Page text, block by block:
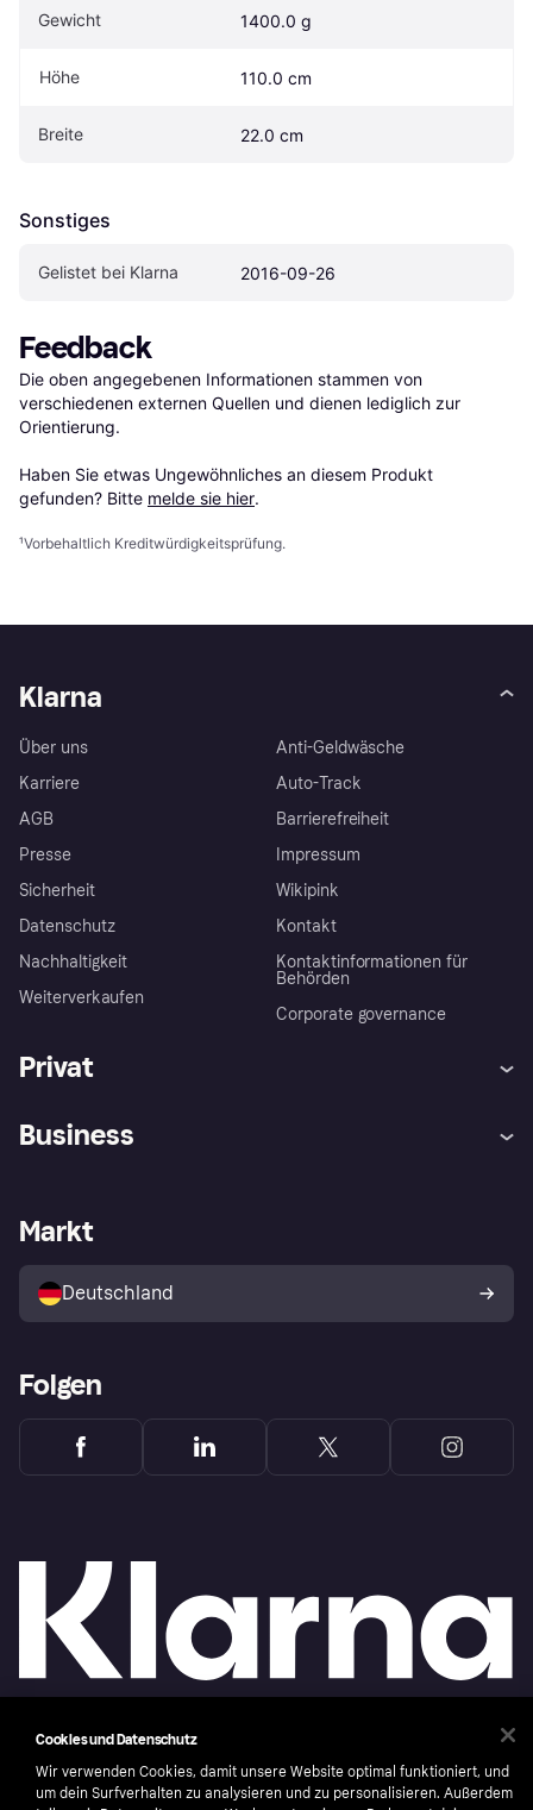
Gewicht 1400.0 g
Höhe 110.0 cm
Breite 22.0 cm
Sonstiges
Gelistet bei Klarna 2016-09-26
Feedback
Die oben angegebenen Informationen stammen von
verschiedenen externen Quellen und dienen lediglich zur
Orientierung.
Haben Sie etwas Ungewöhnliches an diesem Produkt
gefunden? Bitte melde sie hier.
¹Vorbehaltlich Kreditwürdigkeitsprüfung.
Klarna
Über uns
Karriere
AGB
Presse
Sicherheit
Datenschutz
Nachhaltigkeit
Weiterverkaufen
Anti-Geldwäsche
Auto-Track
Barrierefreiheit
Impressum
Wikipink
Kontakt
Kontaktinformationen für
Behörden
Corporate governance
Privat
Klarna App
Shops entdecken
Käuferschutzrichtlinie
Dein Widerrufsrecht
Business
Händlerportal
Markt
Deutschland
Folgen
rights reserved. Klarna Bank AB (publ). Sveavägen 46, 111 34 Stockholm. Organization
number: 556737-0431
Cookies und Datenschutz
Wir verwenden Cookies, damit unsere Website optimal funktioniert, und
um dein Surfverhalten zu analysieren und zu personalisieren. Außerdem